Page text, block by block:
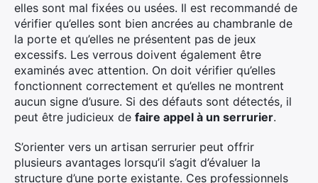
elles sont mal fixées ou usées. Il est recommandé de
vérifier qu’elles sont bien ancrées au chambranle de
la porte et qu’elles ne présentent pas de jeux
excessifs. Les verrous doivent également être
examinés avec attention. On doit vérifier qu’elles
fonctionnent correctement et qu’elles ne montrent
aucun signe d’usure. Si des défauts sont détectés, il
peut être judicieux de faire appel à un serrurier.
S’orienter vers un artisan serrurier peut offrir
plusieurs avantages lorsqu’il s’agit d’évaluer la
structure d’une porte existante. Ces professionnels